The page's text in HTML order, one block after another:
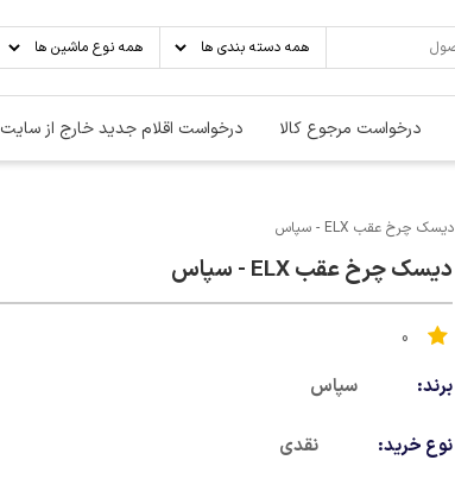
درخواست مرجوع کالا درخواست اقلام جدید خارج از سایت
دیسک چرخ عقب ELX - سپاس
دیسک چرخ عقب ELX - سپاس
0
برند: سپاس
نوع خرید: نقدی